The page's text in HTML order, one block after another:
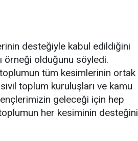
desteğiyle kabul edildiğini
örneği olduğunu söyledi.
toplumun tüm kesimlerinin ortak
toplum kuruluşları ve kamu
geleceği için hep
her kesiminin desteğini